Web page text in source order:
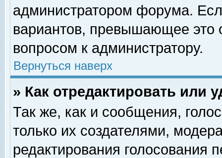
администратором форума.
вариантов, превышающее это
вопросом к администратору.
Вернуться наверх
» Как отредактировать или
Так же, как и сообщения,
только их создателями,
редактирования голосования